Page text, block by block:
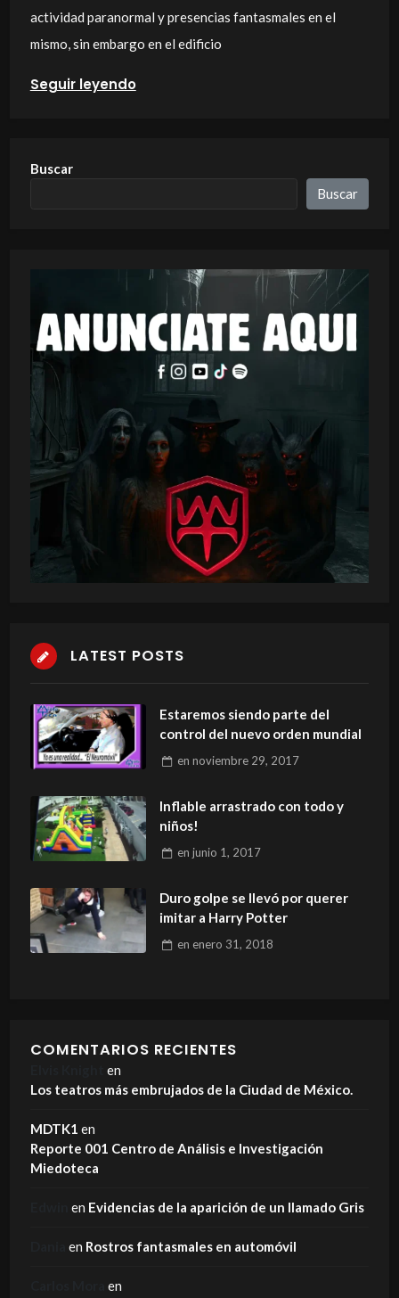
actividad paranormal y presencias fantasmales en el
mismo, sin embargo en el edificio
Seguir leyendo
Buscar
Buscar
LATEST POSTS
Estaremos siendo parte del
control del nuevo orden mundial
en noviembre 29, 2017
Inflable arrastrado con todo y
niños!
en junio 1, 2017
Duro golpe se llevó por querer
imitar a Harry Potter
en enero 31, 2018
COMENTARIOS RECIENTES
en
Los teatros más embrujados de la Ciudad de México.
MDTK1 en
Reporte 001 Centro de Análisis e Investigación
Miedoteca
en Evidencias de la aparición de un llamado Gris
en Rostros fantasmales en automóvil
en